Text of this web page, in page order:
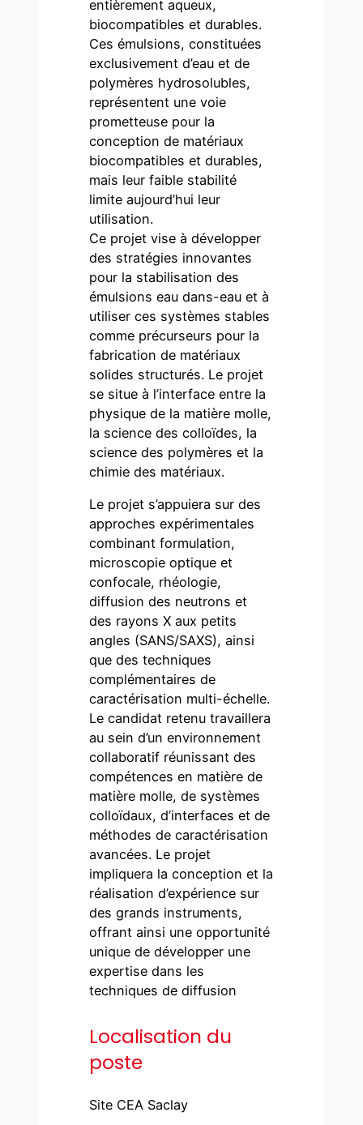
entièrement aqueux,
biocompatibles et durables.
Ces émulsions, constituées
exclusivement d’eau et de
polymères hydrosolubles,
représentent une voie
prometteuse pour la
conception de matériaux
biocompatibles et durables,
mais leur faible stabilité
limite aujourd’hui leur
utilisation.
Ce projet vise à développer
des stratégies innovantes
pour la stabilisation des
émulsions eau dans-eau et à
utiliser ces systèmes stables
comme précurseurs pour la
fabrication de matériaux
solides structurés. Le projet
se situe à l’interface entre la
physique de la matière molle,
la science des colloïdes, la
science des polymères et la
chimie des matériaux.
Le projet s’appuiera sur des
approches expérimentales
combinant formulation,
microscopie optique et
confocale, rhéologie,
diffusion des neutrons et
des rayons X aux petits
angles (SANS/SAXS), ainsi
que des techniques
complémentaires de
caractérisation multi-échelle.
Le candidat retenu travaillera
au sein d’un environnement
collaboratif réunissant des
compétences en matière de
matière molle, de systèmes
colloïdaux, d’interfaces et de
méthodes de caractérisation
avancées. Le projet
impliquera la conception et la
réalisation d’expérience sur
des grands instruments,
offrant ainsi une opportunité
unique de développer une
expertise dans les
techniques de diffusion
Localisation du
poste
Site CEA Saclay